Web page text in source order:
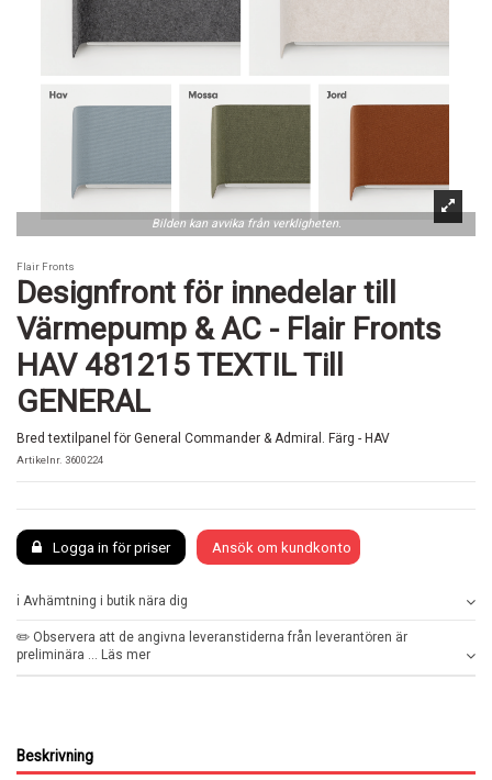
Bilden kan avvika från verkligheten.
Flair Fronts
Designfront för innedelar till
Värmepump & AC - Flair Fronts
HAV 481215 TEXTIL Till
GENERAL
Bred textilpanel för General Commander & Admiral. Färg - HAV
Artikelnr. 3600224
Logga in för priser Ansök om kundkonto
ℹ️ Avhämtning i butik nära dig
✏️ Observera att de angivna leveranstiderna från leverantören är
preliminära ... Läs mer
Beskrivning